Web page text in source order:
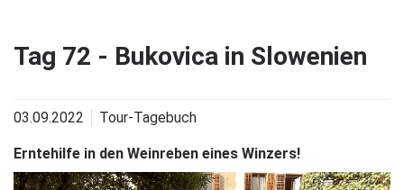
Tag 72 - Bukovica in Slowenien
03.09.2022 Tour-Tagebuch
Erntehilfe in den Weinreben eines Winzers!